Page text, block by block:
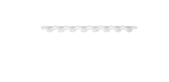
lista
para